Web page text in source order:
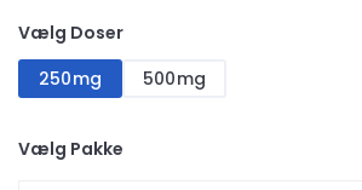
Vælg Doser
250mg
500mg
Vælg Pakke